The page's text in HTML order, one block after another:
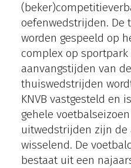
oefenwedstrijden. De
worden gespeeld op
complex op sportpark
aanvangstijden van de
thuiswedstrijden
KNVB vastgesteld en
gehele
uitwedstrijden zijn de
wisselend. De
bestaat uit een